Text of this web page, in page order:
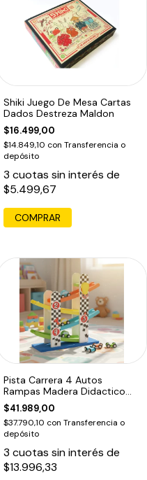
Shiki Juego De Mesa Cartas
Dados Destreza Maldon
$16.499,00
$14.849,10 con Transferencia o
depósito
3 cuotas sin interés de
$5.499,67
Pista Carrera 4 Autos
Rampas Madera Didactico
Acool Ac6653
$41.989,00
$37.790,10 con Transferencia o
depósito
3 cuotas sin interés de
$13.996,33